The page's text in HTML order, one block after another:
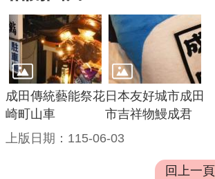
府
隱
私
權
政
策
網
成田傳統藝能祭花
崎町山車
日本友好城市成田
市吉祥物鰻成君
上版日期：115-06-03
回上一頁